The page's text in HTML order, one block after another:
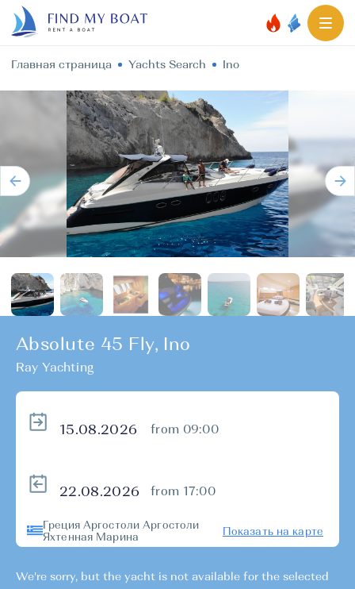
Главная страница Yachts Search Ino
Absolute 45 Fly, Ino
Ray Yachting
from 09:00
from 17:00
Греция Аргостоли Аргостоли
Яхтенная Марина
Показать на карте
We're sorry, but the yacht is not available for the selected